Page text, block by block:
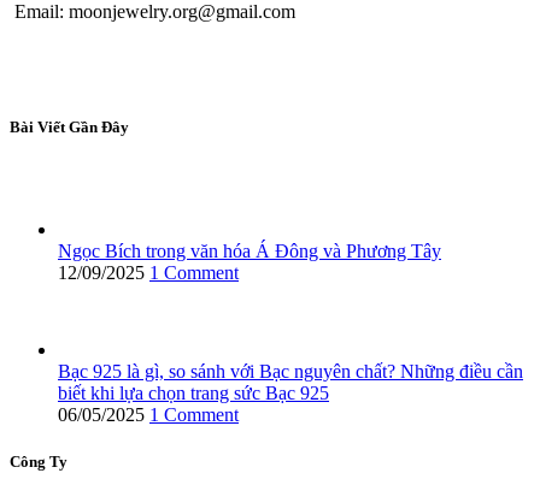
Email: moonjewelry.org@gmail.com
Bài Viết Gần Đây
Ngọc Bích trong văn hóa Á Đông và Phương Tây
12/09/2025 1 Comment
Bạc 925 là gì, so sánh với Bạc nguyên chất? Những điều cần
biết khi lựa chọn trang sức Bạc 925
06/05/2025 1 Comment
Công Ty